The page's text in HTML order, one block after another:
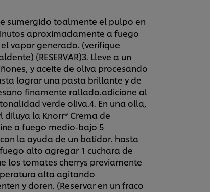
sumergido toalmente el pulpo en
aproximadamente a fuego
vapor generado. (verifique
(RESERVAR)3. Lleve a un
y aceite de oliva procesando
lograr una pasta brillante y de
finamente rallado.adicione al
verde oliva.4. En una olla,
la Knorr® Crema de
a fuego medio-bajo 5
la ayuda de un batidor. hasta
alto agregar 1 cuchara de
los tomates cherrys previamente
alta agitando
y doren. (Reservar en un fraco